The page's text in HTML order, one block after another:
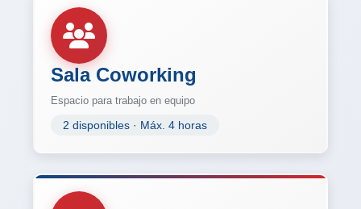
Sala Coworking
Espacio para trabajo en equipo
2 disponibles · Máx. 4 horas